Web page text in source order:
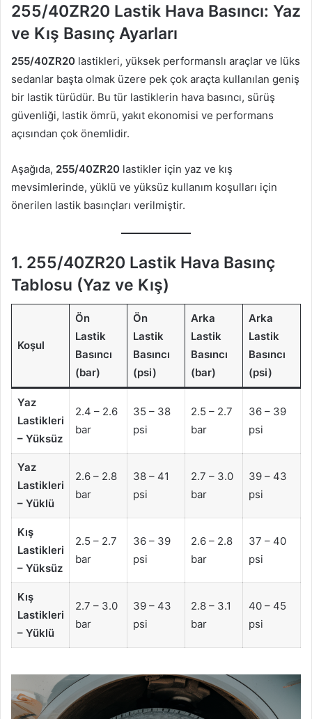
255/40ZR20 Lastik Hava Basıncı: Yaz
ve Kış Basınç Ayarları
255/40ZR20 lastikleri, yüksek performanslı araçlar ve lüks
sedanlar başta olmak üzere pek çok araçta kullanılan geniş
bir lastik türüdür. Bu tür lastiklerin hava basıncı, sürüş
güvenliği, lastik ömrü, yakıt ekonomisi ve performans
açısından çok önemlidir.
Aşağıda, 255/40ZR20 lastikler için yaz ve kış
mevsimlerinde, yüklü ve yüksüz kullanım koşulları için
önerilen lastik basınçları verilmiştir.
1. 255/40ZR20 Lastik Hava Basınç
Tablosu (Yaz ve Kış)
Koşul
Ön
Lastik
Basıncı
(bar)
Ön
Lastik
Basıncı
(psi)
Arka
Lastik
Basıncı
(bar)
Arka
Lastik
Basıncı
(psi)
Yaz
Lastikleri
– Yüksüz
2.4 – 2.6
bar
35 – 38
psi
2.5 – 2.7
bar
36 – 39
psi
Yaz
Lastikleri
– Yüklü
2.6 – 2.8
bar
38 – 41
psi
2.7 – 3.0
bar
39 – 43
psi
Kış
Lastikleri
– Yüksüz
2.5 – 2.7
bar
36 – 39
psi
2.6 – 2.8
bar
37 – 40
psi
Kış
Lastikleri
– Yüklü
2.7 – 3.0
bar
39 – 43
psi
2.8 – 3.1
bar
40 – 45
psi